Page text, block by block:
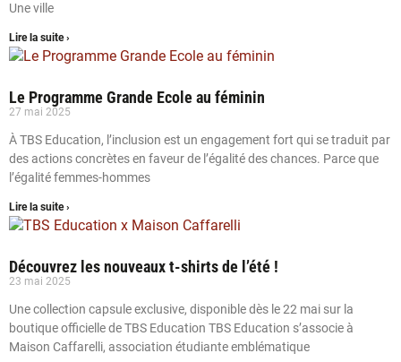
Une ville
Lire la suite ›
Le Programme Grande Ecole au féminin
27 mai 2025
À TBS Education, l’inclusion est un engagement fort qui se traduit par
des actions concrètes en faveur de l’égalité des chances. Parce que
l’égalité femmes-hommes
Lire la suite ›
Découvrez les nouveaux t-shirts de l’été !
23 mai 2025
Une collection capsule exclusive, disponible dès le 22 mai sur la
boutique officielle de TBS Education TBS Education s’associe à
Maison Caffarelli, association étudiante emblématique